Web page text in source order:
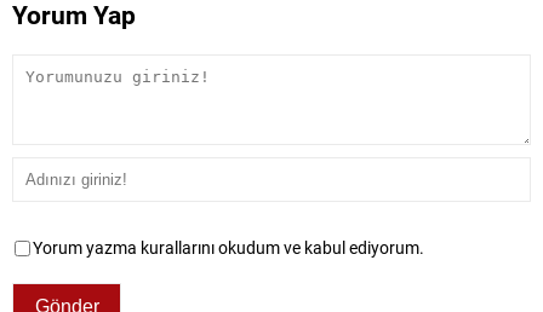
Yorum Yap
Yorum yazma kurallarını okudum ve kabul ediyorum.